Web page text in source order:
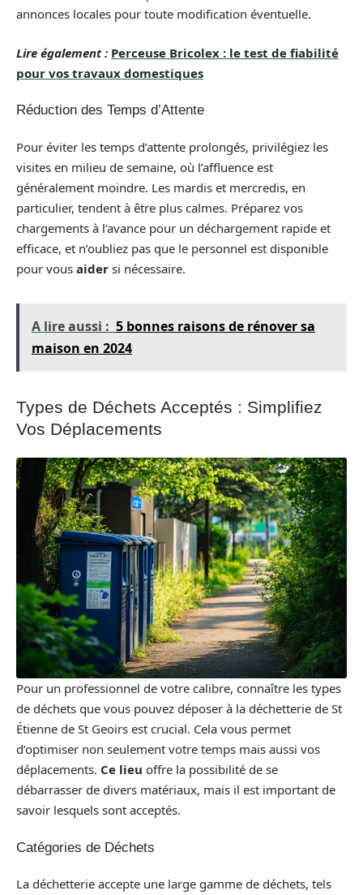
annonces locales pour toute modification éventuelle.
Lire également : Perceuse Bricolex : le test de fiabilité
pour vos travaux domestiques
Réduction des Temps d’Attente
Pour éviter les temps d’attente prolongés, privilégiez les
visites en milieu de semaine, où l’affluence est
généralement moindre. Les mardis et mercredis, en
particulier, tendent à être plus calmes. Préparez vos
chargements à l’avance pour un déchargement rapide et
efficace, et n’oubliez pas que le personnel est disponible
pour vous aider si nécessaire.
A lire aussi : 5 bonnes raisons de rénover sa
maison en 2024
Types de Déchets Acceptés : Simplifiez
Vos Déplacements
Pour un professionnel de votre calibre, connaître les types
de déchets que vous pouvez déposer à la déchetterie de St
Étienne de St Geoirs est crucial. Cela vous permet
d’optimiser non seulement votre temps mais aussi vos
déplacements. Ce lieu offre la possibilité de se
débarrasser de divers matériaux, mais il est important de
savoir lesquels sont acceptés.
Catégories de Déchets
La déchetterie accepte une large gamme de déchets, tels